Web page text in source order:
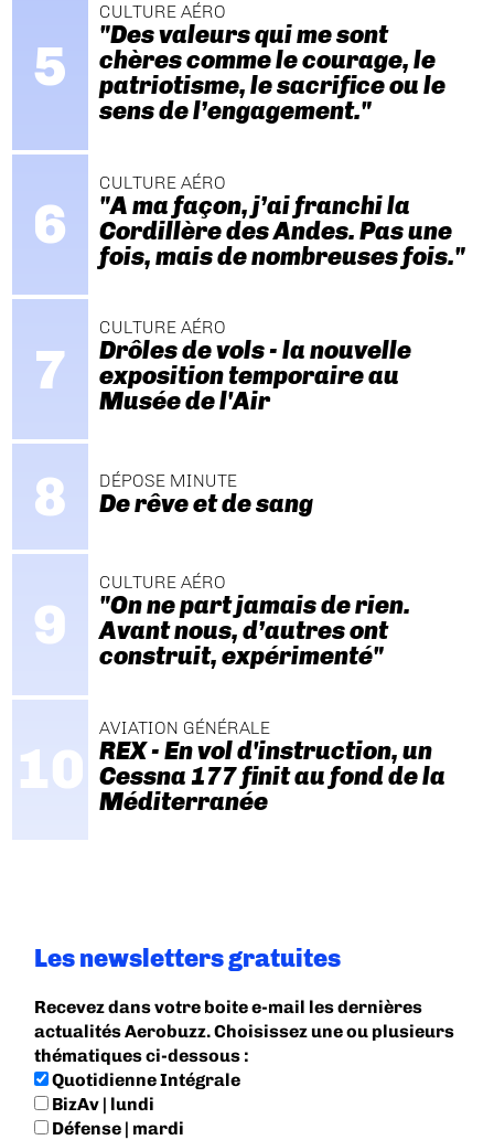
CULTURE AÉRO
"Des valeurs qui me sont
chères comme le courage, le
patriotisme, le sacrifice ou le
sens de l’engagement."
CULTURE AÉRO
"A ma façon, j’ai franchi la
Cordillère des Andes. Pas une
fois, mais de nombreuses fois."
CULTURE AÉRO
Drôles de vols - la nouvelle
exposition temporaire au
Musée de l'Air
DÉPOSE MINUTE
De rêve et de sang
CULTURE AÉRO
"On ne part jamais de rien.
Avant nous, d’autres ont
construit, expérimenté"
AVIATION GÉNÉRALE
REX - En vol d'instruction, un
Cessna 177 finit au fond de la
Méditerranée
Les newsletters gratuites
Recevez dans votre boite e-mail les dernières
actualités Aerobuzz. Choisissez une ou plusieurs
thématiques ci-dessous :
Quotidienne Intégrale
BizAv | lundi
Défense | mardi